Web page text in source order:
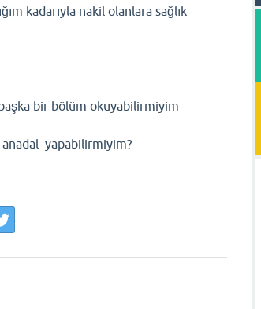
kadarıyla nakil olanlara sağlık
başka bir bölüm okuyabilirmiyim
yapabilirmiyim?